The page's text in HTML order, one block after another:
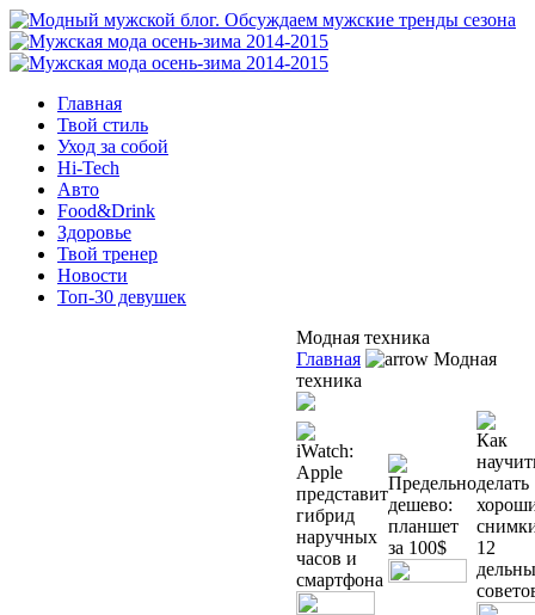
Главная
Твой стиль
Уход за собой
Hi-Tech
Авто
Food&Drink
Здоровье
Твой тренер
Новости
Топ-30 девушек
Модная техника
Главная
Модная
техника
iWatch:
Apple
представит
гибрид
наручных
часов и
смартфона
Предельно
дешево:
планшет
за 100$
Как
делать
12